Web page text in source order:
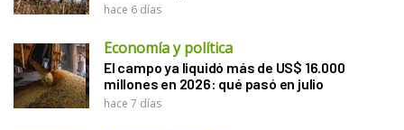
hace 6 días
Economía y política
El campo ya liquidó más de US$ 16.000
millones en 2026: qué pasó en julio
hace 7 días